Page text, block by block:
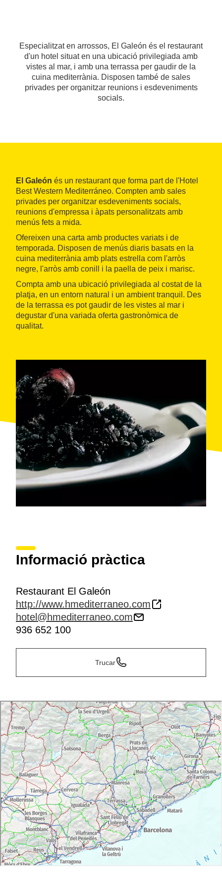
Especialitzat en arrossos, El Galeón és el restaurant
d'un hotel situat en una ubicació privilegiada amb
vistes al mar, i amb una terrassa per gaudir de la
cuina mediterrània. Disposen també de sales
privades per organitzar reunions i esdeveniments
socials.
El Galeón és un restaurant que forma part de l'Hotel
Best Western Mediterráneo. Compten amb sales
privades per organitzar esdeveniments socials,
reunions d'empressa i àpats personalitzats amb
menús fets a mida.
Ofereixen una carta amb productes variats i de
temporada. Disposen de menús diaris basats en la
cuina mediterrània amb plats estrella com l'arròs
negre, l'arròs amb conill i la paella de peix i marisc.
Compta amb una ubicació privilegiada al costat de la
platja, en un entorn natural i un ambient tranquil. Des
de la terrassa es pot gaudir de les vistes al mar i
degustar d'una variada oferta gastronòmica de
qualitat.
Informació pràctica
Restaurant El Galeón
http://www.hmediterraneo.com
hotel@hmediterraneo.com
936 652 100
Trucar